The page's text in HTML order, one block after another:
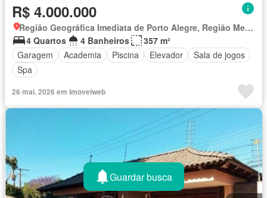
R$ 4.000.000
Região Geográfica Imediata de Porto Alegre, Região Metropolitana de Porto Alegre
4 Quartos
4 Banheiros
357 m²
Garagem
Academia Piscina Elevador
Sala de jogos
Spa
26 mai. 2026 em Imovelweb
Guardar busca